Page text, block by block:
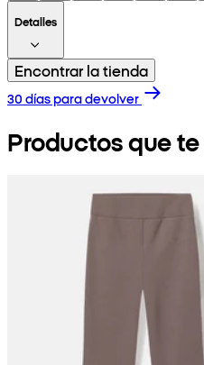
Detalles
Encontrar la tienda
30 días para devolver
Productos que